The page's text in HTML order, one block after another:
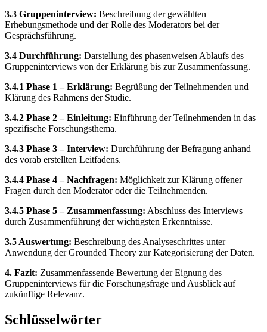
3.3 Gruppeninterview: Beschreibung der gewählten
Erhebungsmethode und der Rolle des Moderators bei der
Gesprächsführung.
3.4 Durchführung: Darstellung des phasenweisen Ablaufs des
Gruppeninterviews von der Erklärung bis zur Zusammenfassung.
3.4.1 Phase 1 – Erklärung: Begrüßung der Teilnehmenden und
Klärung des Rahmens der Studie.
3.4.2 Phase 2 – Einleitung: Einführung der Teilnehmenden in das
spezifische Forschungsthema.
3.4.3 Phase 3 – Interview: Durchführung der Befragung anhand
des vorab erstellten Leitfadens.
3.4.4 Phase 4 – Nachfragen: Möglichkeit zur Klärung offener
Fragen durch den Moderator oder die Teilnehmenden.
3.4.5 Phase 5 – Zusammenfassung: Abschluss des Interviews
durch Zusammenführung der wichtigsten Erkenntnisse.
3.5 Auswertung: Beschreibung des Analyseschrittes unter
Anwendung der Grounded Theory zur Kategorisierung der Daten.
4. Fazit: Zusammenfassende Bewertung der Eignung des
Gruppeninterviews für die Forschungsfrage und Ausblick auf
zukünftige Relevanz.
Schlüsselwörter